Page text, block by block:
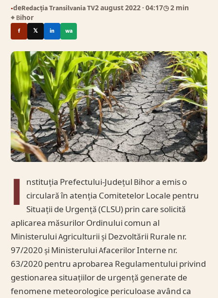
●deRedacția Transilvania TV2 august 2022 · 04:17◷ 2 min
⌖ Bihor
f 𝕏 in wa
I nstituția Prefectului-Județul Bihor a emis o
circulară în atenția Comitetelor Locale pentru
Situații de Urgență (CLSU) prin care solicită
aplicarea măsurilor Ordinului comun al
Ministerului Agriculturii și Dezvoltării Rurale nr.
97/2020 și Ministerului Afacerilor Interne nr.
63/2020 pentru aprobarea Regulamentului privind
gestionarea situațiilor de urgență generate de
fenomene meteorologice periculoase având ca